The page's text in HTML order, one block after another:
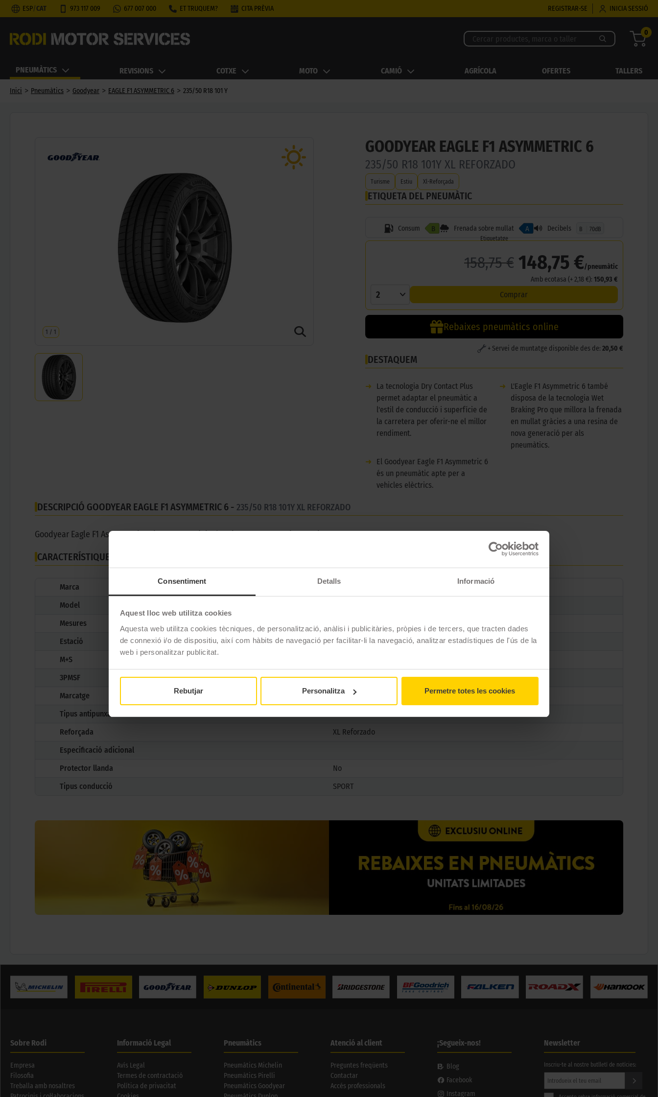
Consentiment Detalls Informació
Aquest lloc web utilitza cookies
Aquesta web utilitza cookies tècniques, de personalització, anàlisi i publicitàries, pròpies i de tercers, que tracten dades
de connexió i/o de dispositiu, així com hàbits de navegació per facilitar-li la navegació, analitzar estadístiques de l'ús de la
web i personalitzar publicitat.
Rebutjar Personalitza Permetre totes les cookies
ESP/CAT 973 117 009 677 007 000 ET TRUQUEM? CITA PRÈVIA REGISTRAR-SE INICIA SESSIÓ
0
PNEUMÀTICS REVISIONS COTXE MOTO CAMIÓ AGRÍCOLA OFERTES TALLERS
Inici > Pneumàtics > Goodyear > EAGLE F1 ASYMMETRIC 6 > 235/50 R18 101 Y
1 / 1
GOODYEAR EAGLE F1 ASYMMETRIC 6
235/50 R18 101Y XL REFORZADO
Turisme Estiu Xl-Reforçada
ETIQUETA DEL PNEUMÀTIC
Consum B Frenada sobre mullat A Decibels B
70dB
Etiquetatge
158,75 € 148,75 €/pneumàtic
Amb ecotasa (+ 2,18 €): 150,93 €
2 Comprar
Rebaixes pneumàtics online
+ Servei de muntatge disponible des de: 20,50 €
DESTAQUEM
➜
La tecnologia Dry Contact Plus
permet adaptar el pneumàtic a
l'estil de conducció i superfície de
la carretera per oferir-ne el millor
rendiment.
➜
L'Eagle F1 Asymmetric 6 també
disposa de la tecnologia Wet
Braking Pro que millora la frenada
en mullat gràcies a una resina de
nova generació per als
pneumàtics.
➜
El Goodyear Eagle F1 Asymmetric 6
és un pneumàtic apte per a
vehicles elèctrics.
DESCRIPCIÓ GOODYEAR EAGLE F1 ASYMMETRIC 6 - 235/50 R18 101Y XL REFORZADO
Goodyear Eagle F1 Asymmetric 6 és un pneumàtic d'estiu per a cotxes tipus turisme.
CARACTERÍSTIQUES TÈCNIQUES
Marca
Goodyear
Model
Mesures
Estació
Estiu
M+S
3PMSF
No
Marcatge
Tipus antipunxades
Reforçada
XL Reforzado
Especificació adicional
Protector llanda
No
Tipus conducció
SPORT
Sobre Rodi
Empresa
Filosofia
Treballa amb nosaltres
Informació Legal
Avís Legal
Termes de contractació
Política de privacitat
Pneumàtics
Pneumàtics Michelin
Pneumàtics Pirelli
Pneumàtics Goodyear
Atenció al client
Preguntes freqüents
Contactar
Accés professionals
¡Segueix-nos!
Blog
Facebook
Instagram
Newsletter
Inscriu-te al nostre butlletí de notícies: